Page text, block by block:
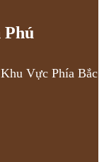
Phú
Vực Phía Bắc